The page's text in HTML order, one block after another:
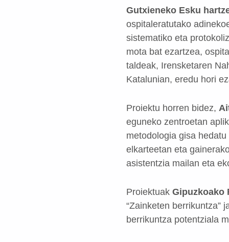
Gutxieneko Esku
ospitaleratutako
sistematiko eta
mota bat ezartzea,
taldeak, Irensketaren
Katalunian, eredu hori
Proiektu horren bidez,
eguneko zentroetan
metodologia gisa
elkarteetan eta
asistentzia mailan eta
Proiektuak Gipuzkoako
“Zainketen berrikuntza”
berrikuntza potentziala